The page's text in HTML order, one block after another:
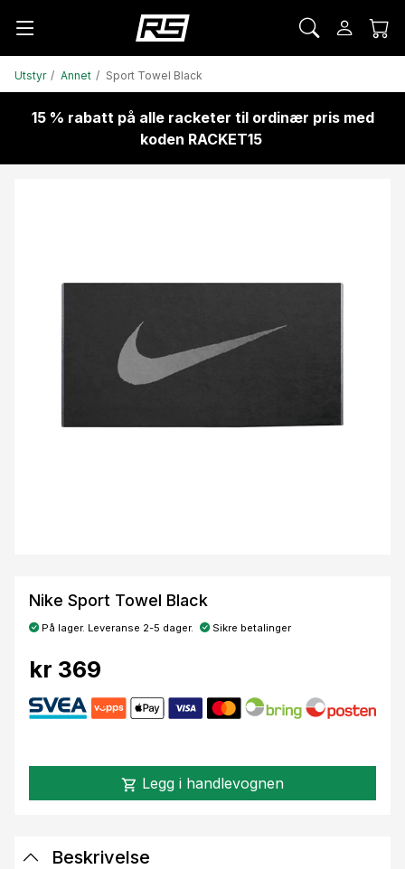
Utstyr Annet Sport Towel Black
15 % rabatt på alle racketer til ordinær pris med
koden RACKET15
Nike Sport Towel Black
På lager. Leveranse 2-5 dager. Sikre betalinger
kr 369
shopping_cart Legg i handlevognen
Beskrivelse